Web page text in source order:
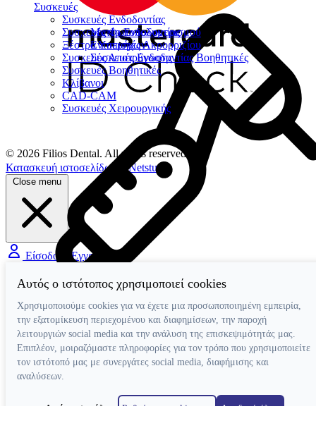
Συσκευές
Συσκευές Ενδοδοντίας
Μοτέρ Ενδοδοντίας
Εντοπιστές Ακρορριζίου
Συσκευές Ενδοδοντίας Βοηθητικές
Συσκευές Φωτοπολυμερισμού
Ξέστρα Υπερήχων
Συσκευές Αποτρύγωσης
Συσκευές Βοηθητικές
Κλίβανοι
CAD-CAM
Συσκευές Χειρουργικής
Χειρολαβές
Τουρμπίνες Airotor
Γωνιακές Micromotor
Γωνιακές Πολλαπλασιαστικές
Ευθείες Micromotor
Micromotor Ενδοδοντίας
© 2026 Filios Dental. All rights reserved.
Κατασκευή ιστοσελίδων
Netstudio
Close menu
Είσοδος / Εγγραφή
Αυτός ο ιστότοπος χρησιμοποιεί cookies
Χρησιμοποιούμε cookies για να έχετε μια προσωποποιημένη εμπειρία,
την εξατομίκευση περιεχομένου και διαφημίσεων, την παροχή
λειτουργιών social media και την ανάλυση της επισκεψιμότητάς μας.
Επιπλέον, μοιραζόμαστε πληροφορίες για τον τρόπο που χρησιμοποιείτε
τον ιστότοπό μας με συνεργάτες social media, διαφήμισης και
αναλύσεων.
Απόρριψη όλων Ρυθμίσεις cookies
Αποδοχή όλων